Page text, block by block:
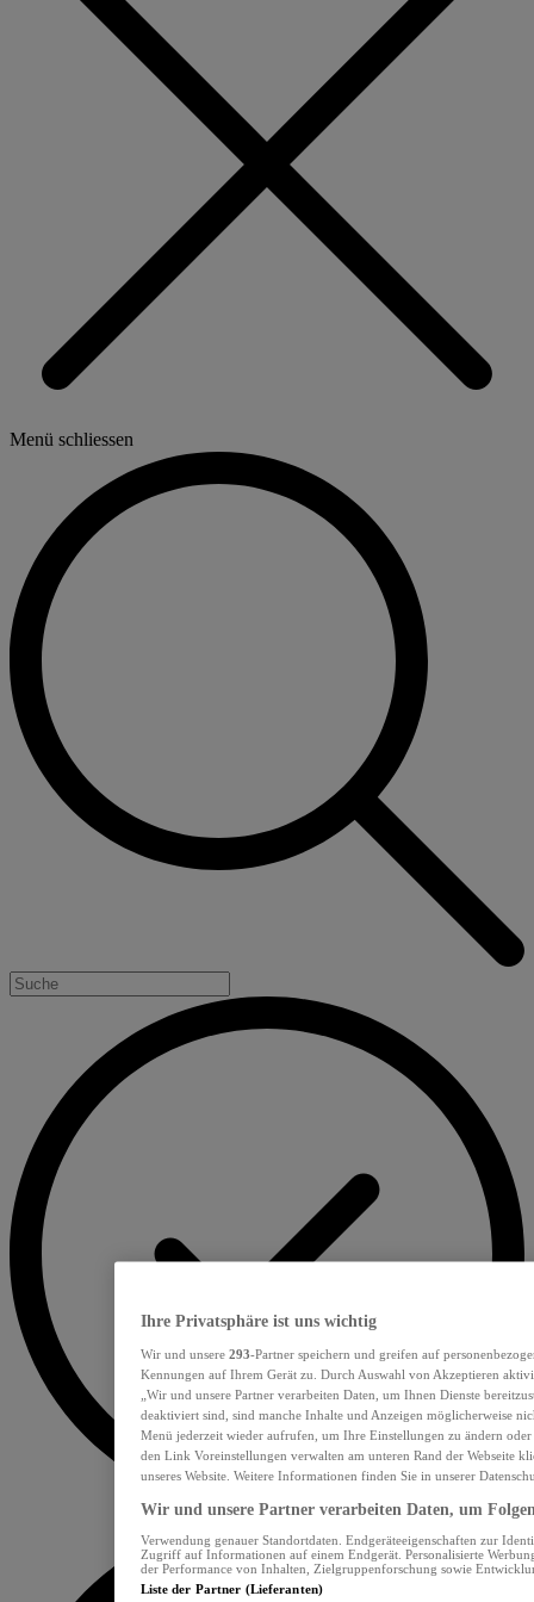
Menü schliessen
Ihre Privatsphäre ist uns wichtig
Wir und unsere 293-Partner speichern und greifen auf
Kennungen auf Ihrem Gerät zu. Durch Auswahl von Akzeptieren
„Wir und unsere Partner verarbeiten Daten, um Ihnen Dienste
deaktiviert sind, sind manche Inhalte und Anzeigen möglicherweise
Menü jederzeit wieder aufrufen, um Ihre Einstellungen zu ändern
den Link Voreinstellungen verwalten am unteren Rand der Webseite
unseres Website. Weitere Informationen finden Sie in unserer
Wir und unsere Partner verarbeiten Daten, um
Verwendung genauer Standortdaten. Endgeräteeigenschaften zur
Zugriff auf Informationen auf einem Endgerät. Personalisierte
der Performance von Inhalten, Zielgruppenforschung sowie
Liste der Partner (Lieferanten)